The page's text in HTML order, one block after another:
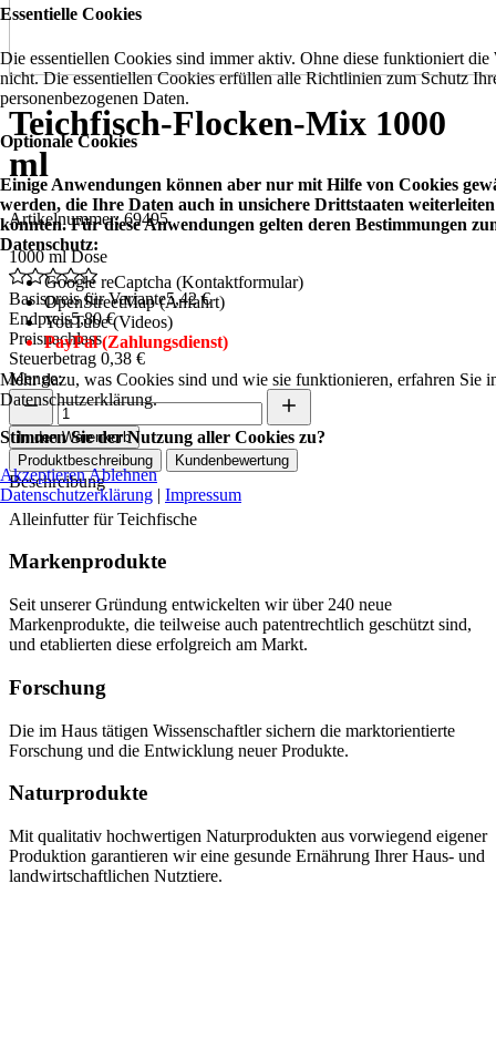
Teichfisch-Flocken-Mix 1000
ml
Artikelnummer: 69495
1000 ml Dose
Basispreis für Variante5,42 €
Endpreis5,80 €
Preisnachlass
Steuerbetrag 0,38 €
Menge:
In den Warenkorb
Produktbeschreibung
Kundenbewertung
Beschreibung
Alleinfutter für Teichfische
Markenprodukte
Seit unserer Gründung entwickelten wir über 240 neue
Markenprodukte, die teilweise auch patentrechtlich geschützt sind,
und etablierten diese erfolgreich am Markt.
Forschung
Die im Haus tätigen Wissenschaftler sichern die marktorientierte
Forschung und die Entwicklung neuer Produkte.
Naturprodukte
Mit qualitativ hochwertigen Naturprodukten aus vorwiegend eigener
Produktion garantieren wir eine gesunde Ernährung Ihrer Haus- und
landwirtschaftlichen Nutztiere.
Essentielle Cookies
Die essentiellen Cookies sind immer aktiv. Ohne diese funktioniert die
nicht. Die essentiellen Cookies erfüllen alle Richtlinien zum Schutz
personenbezogenen Daten.
Optionale Cookies
Einige Anwendungen können aber nur mit Hilfe von Cookies
werden, die Ihre Daten auch in unsichere Drittstaaten weiterleiten
könnten. Für diese Anwendungen gelten deren Bestimmungen
Datenschutz:
Google reCaptcha (Kontaktformular)
OpenStreetMap (Anfahrt)
YouTube (Videos)
PayPal (Zahlungsdienst)
Mehr dazu, was Cookies sind und wie sie funktionieren, erfahren Sie
Datenschutzerklärung.
Stimmen Sie der Nutzung aller Cookies zu?
AkzeptierenAblehnen
Datenschutzerklärung | Impressum